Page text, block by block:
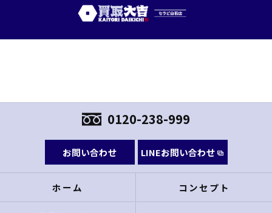
0120-238-999
お問い合わせ LINEお問い合わせ
ホーム コンセプト